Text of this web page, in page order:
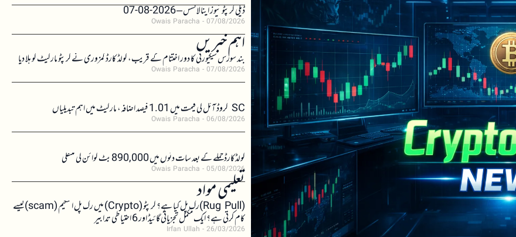
ڈیلی کرپٹو نیوز اینالائسس – 2026-08-07
Owais Paracha 07/08/2026
اہم خبریں
بند سورس سیکیورٹی کا دور اختتام کے قریب، کولڈ کارڈ کمزوری نے کرپٹو مارکیٹ کو ہلا دیا
Owais Paracha 07/08/2026
SC کروڈ آئل کی قیمت میں 1.01 فیصد اضافہ، مارکیٹ میں اہم تبدیلیاں
Owais Paracha 06/08/2026
کولڈکارڈ حملے کے بعد سات دنوں میں 890,000 بٹ کوائن کی منتقلی
Owais Paracha 05/08/2026
تعلیمی مواد (Rug Pull)رگ پل کیا ہے؟ کرپٹو (Crypto) میں رگ پل اسکیم (scam)کیسے
کام کرتی ہے؟ ایک مکمل تجزیاتی گائیڈ اور 6 احتیاطی تدابیر
Irfan Ullah 26/03/2026